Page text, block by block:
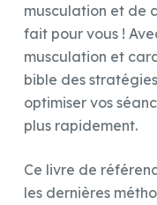
musculation et de
fait pour vous !
musculation et
bible des
optimiser vos
plus rapidement.
Ce livre de
les dernières